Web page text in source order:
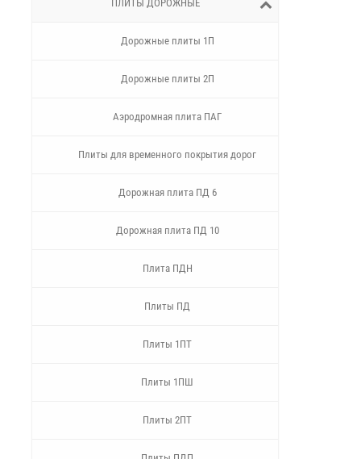
ПЛИТЫ ДОРОЖНЫЕ
Дорожные плиты 1П
Дорожные плиты 2П
Аэродромная плита ПАГ
Плиты для временного покрытия дорог
Дорожная плита ПД 6
Дорожная плита ПД 10
Плита ПДН
Плиты ПД
Плиты 1ПТ
Плиты 1ПШ
Плиты 2ПТ